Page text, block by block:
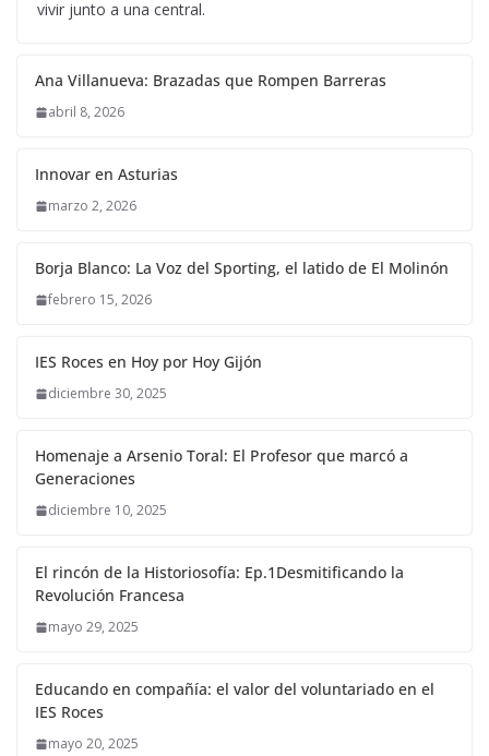
vivir junto a una central.
Ana Villanueva: Brazadas que Rompen Barreras
abril 8, 2026
Innovar en Asturias
marzo 2, 2026
Borja Blanco: La Voz del Sporting, el latido de El Molinón
febrero 15, 2026
IES Roces en Hoy por Hoy Gijón
diciembre 30, 2025
Homenaje a Arsenio Toral: El Profesor que marcó a
Generaciones
diciembre 10, 2025
El rincón de la Historiosofía: Ep.1Desmitificando la
Revolución Francesa
mayo 29, 2025
Educando en compañía: el valor del voluntariado en el
IES Roces
mayo 20, 2025